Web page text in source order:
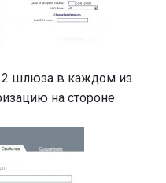
2 шлюза в каждом из
на стороне